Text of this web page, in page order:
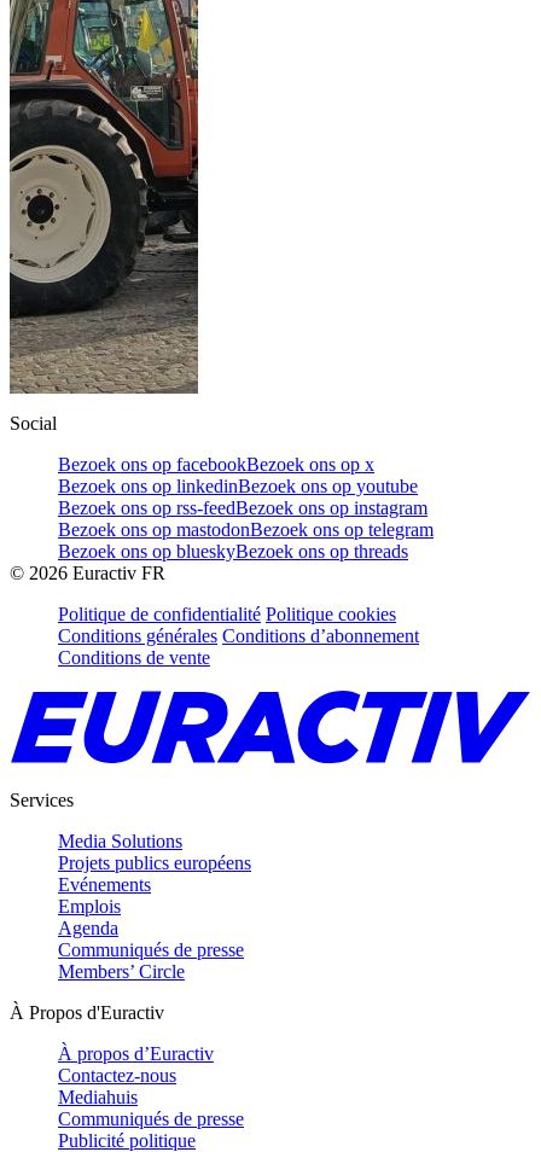
Social
Bezoek ons op facebookBezoek ons op x
Bezoek ons op linkedinBezoek ons op youtube
Bezoek ons op rss-feedBezoek ons op instagram
Bezoek ons op mastodonBezoek ons op telegram
Bezoek ons op blueskyBezoek ons op threads
© 2026 Euractiv FR
Politique de confidentialité Politique cookies
Conditions générales Conditions d’abonnement
Conditions de vente
Services
Media Solutions
Projets publics européens
Evénements
Emplois
Agenda
Communiqués de presse
Members’ Circle
À Propos d'Euractiv
À propos d’Euractiv
Contactez-nous
Mediahuis
Communiqués de presse
Publicité politique